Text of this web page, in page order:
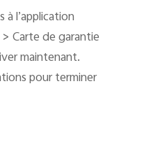
l’application
Carte de garantie
maintenant.
pour terminer